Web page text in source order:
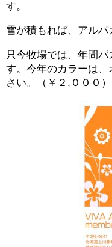
す。
雪が積もれば、アルパ
只今牧場では、年間
す。今年のカラーは
さい。（￥２,０００）